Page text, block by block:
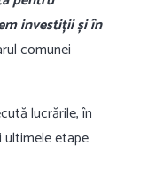
investiții și în
comunei
lucrările, în
ultimele etape